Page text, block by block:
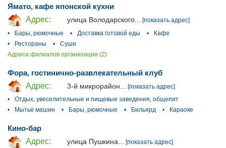
Ямато, кафе японской кухни
Адрес:
улица Володарского...
[показать адрес]
•
Бары, рюмочные • Доставка готовой еды •
Кафе
•
Рестораны •
Суши
Адреса филиалов организации (2)
Фора, гостинично-развлекательный клуб
Адрес:
3-й микрорайон...
[показать адрес]
•
Отдых, увеселительные и пищевые заведения, общепит
•
Мытьё машин • Бары, рюмочные • Бильярд • Караоке
Кино-бар
Адрес:
улица Пушкина... [показать адрес]